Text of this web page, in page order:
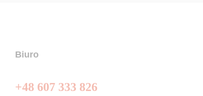
Biuro
+48 607 333 826